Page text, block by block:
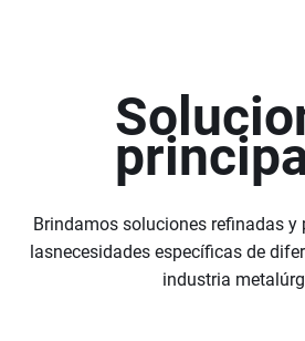
Brindamos soluciones refinadas y
lasnecesidades específicas de
industria